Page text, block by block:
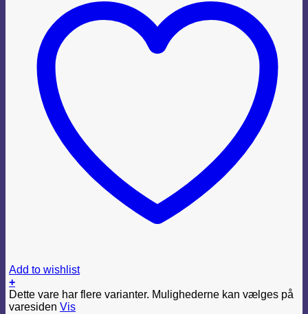
Add to wishlist
+
Dette vare har flere varianter. Mulighederne kan vælges på
varesiden Vis